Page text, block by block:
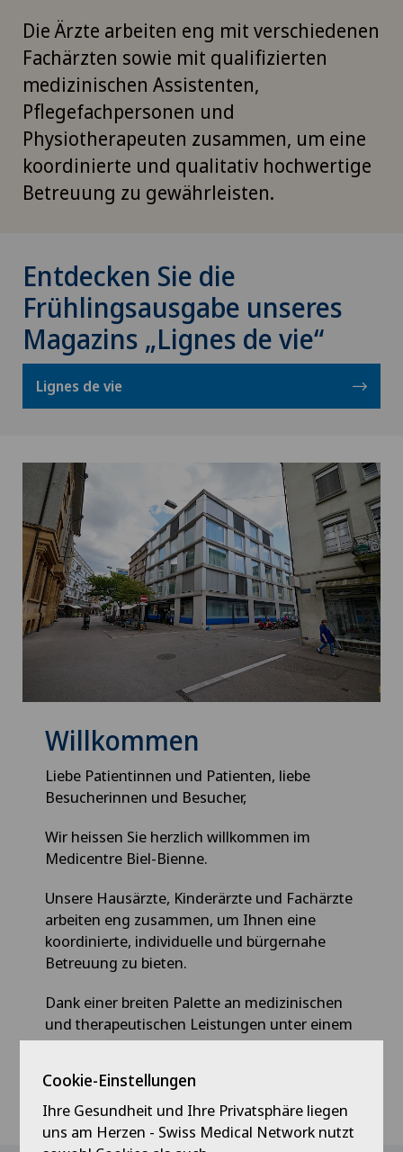
Die Ärzte arbeiten eng mit verschiedenen
Fachärzten sowie mit qualifizierten
medizinischen Assistenten,
Pflegefachpersonen und
Physiotherapeuten zusammen, um eine
koordinierte und qualitativ hochwertige
Betreuung zu gewährleisten.
Entdecken Sie die
Frühlingsausgabe unseres
Magazins „Lignes de vie“
Lignes de vie
Willkommen
Liebe Patientinnen und Patienten, liebe
Besucherinnen und Besucher,
Wir heissen Sie herzlich willkommen im
Medicentre Biel-Bienne.
Unsere Hausärzte, Kinderärzte und Fachärzte
arbeiten eng zusammen, um Ihnen eine
koordinierte, individuelle und bürgernahe
Betreuung zu bieten.
Dank einer breiten Palette an medizinischen
und therapeutischen Leistungen unter einem
Dach begleiten wir Sie in jeder Phase Ihrer
Fachkompetenz und Fürsorge.
Cookie-Einstellungen
Ihre Gesundheit und Ihre Privatsphäre liegen
uns am Herzen - Swiss Medical Network nutzt